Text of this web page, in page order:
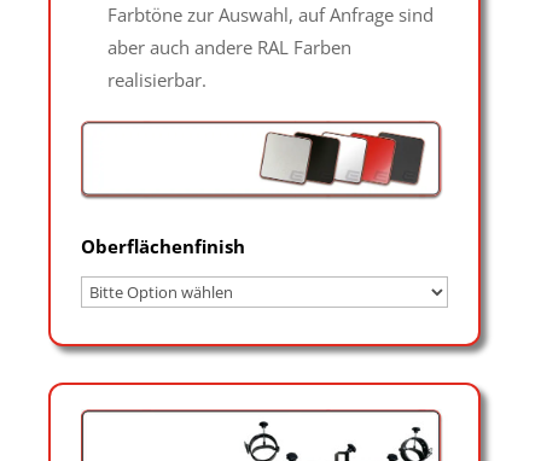
Farbtöne zur Auswahl, auf Anfrage sind
aber auch andere RAL Farben
realisierbar.
Oberflächenfinish